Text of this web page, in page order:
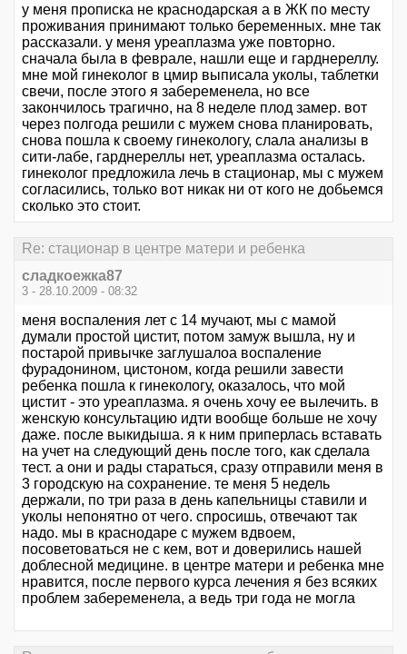
у меня прописка не краснодарская а в ЖК по месту
проживания принимают только беременных. мне так
рассказали. у меня уреаплазма уже повторно.
сначала была в феврале, нашли еще и гарднереллу.
мне мой гинеколог в цмир выписала уколы, таблетки
свечи, после этого я забеременела, но все
закончилось трагично, на 8 неделе плод замер. вот
через полгода решили с мужем снова планировать,
снова пошла к своему гинекологу, слала анализы в
сити-лабе, гарднереллы нет, уреаплазма осталась.
гинеколог предложила лечь в стационар, мы с мужем
согласились, только вот никак ни от кого не добьемся
сколько это стоит.
Re: стационар в центре матери и ребенка
сладкоежка87
3 - 28.10.2009 - 08:32
меня воспаления лет с 14 мучают, мы с мамой
думали простой цистит, потом замуж вышла, ну и
постарой привычке заглушалоа воспаление
фурадонином, цистоном, когда решили завести
ребенка пошла к гинекологу, оказалось, что мой
цистит - это уреаплазма. я очень хочу ее вылечить. в
женскую консультацию идти вообще больше не хочу
даже. после выкидыша. я к ним приперлась вставать
на учет на следующий день после того, как сделала
тест. а они и рады стараться, сразу отправили меня в
3 городскую на сохранение. те меня 5 недель
держали, по три раза в день капельницы ставили и
уколы непонятно от чего. спросишь, отвечают так
надо. мы в краснодаре с мужем вдвоем,
посоветоваться не с кем, вот и доверились нашей
доблесной медицине. в центре матери и ребенка мне
нравится, после первого курса лечения я без всяких
проблем забеременела, а ведь три года не могла